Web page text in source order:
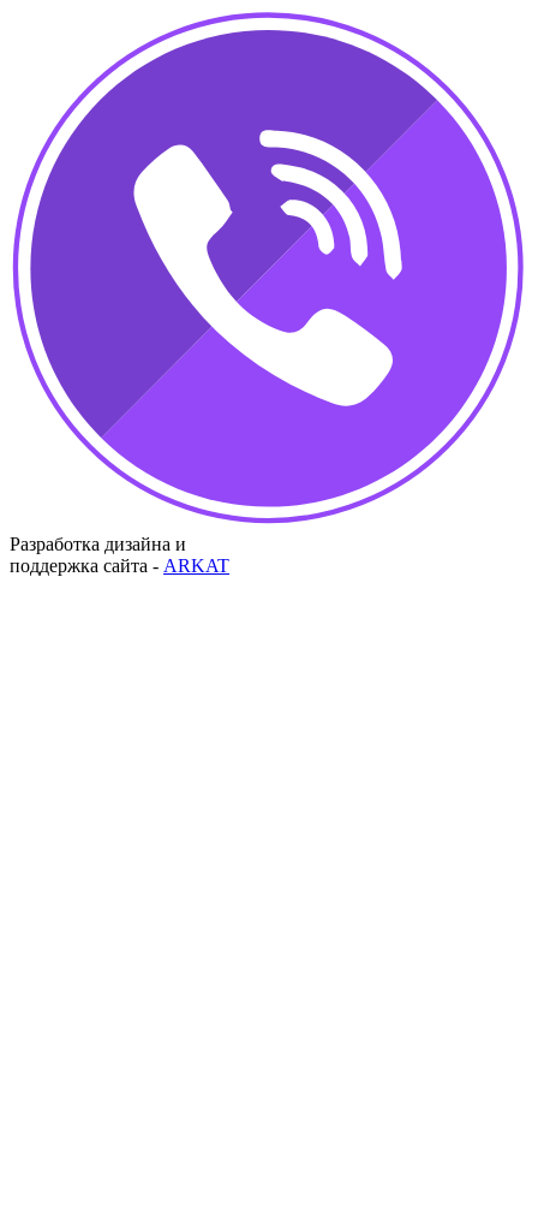
Разработка дизайна и
поддержка сайта - ARKAT